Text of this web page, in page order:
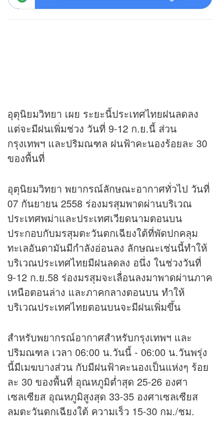
อุตุนิยมวิทยา เผย ระยะนี้ประเทศไทยฝนลดลง
แต่จะมีฝนเพิ่มช่วง วันที่ 9-12 ก.ย.นี้ ส่วน
กรุงเทพฯ และปริมณฑล ฝนฟ้าคะนองร้อยละ 30
ของพื้นที่
อุตุนิยมวิทยา พยากรณ์ลักษณะอากาศทั่วไป วันที่
07 กันยายน 2558 ร่องมรสุมพาดผ่านบริเวณ
ประเทศพม่าและประเทศเวียดนามตอนบน
ประกอบกับมรสุมตะวันตกเฉียงใต้ที่พัดปกคลุม
ทะเลอันดามันมีกำลังอ่อนลง ลักษณะเช่นนี้ทำให้
บริเวณประเทศไทยมีฝนลดลง อนึ่ง ในช่วงวันที่
9-12 ก.ย.58 ร่องมรสุมจะเลื่อนลงมาพาดผ่านภาค
เหนือตอนล่าง และภาคกลางตอนบน ทำให้
บริเวณประเทศไทยตอนบนจะมีฝนเพิ่มขึ้น
สำหรับพยากรณ์อากาศสำหรับกรุงเทพฯ และ
ปริมณฑล เวลา 06:00 น.วันนี้ - 06:00 น.วันพรุ่ง
นี้มีเมฆบางส่วน กับมีฝนฟ้าคะนองเป็นแห่งๆ ร้อย
ละ 30 ของพื้นที่ อุณหภูมิต่ำสุด 25-26 องศา
เซลเซียส อุณหภูมิสูงสุด 33-35 องศาเซลเซียส
ลมตะวันตกเฉียงใต้ ความเร็ว 15-30 กม./ชม.